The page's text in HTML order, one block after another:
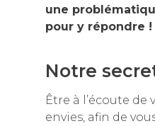
une
pour y répondre !
Notre
Être à l’écoute de
envies, afin de